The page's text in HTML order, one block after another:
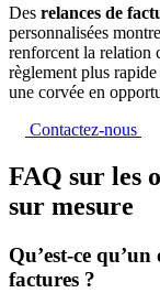
Des relances de
personnalisées
renforcent la relation
règlement plus
une corvée en
Contactez-nous
FAQ sur les
sur mesure
Qu’est-ce
factures ?